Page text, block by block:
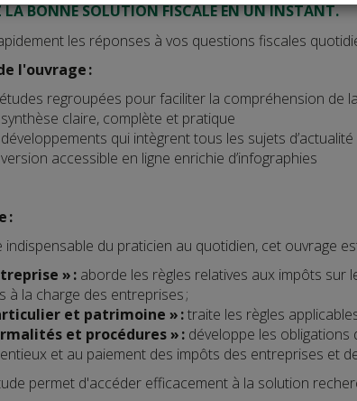
LA BONNE SOLUTION FISCALE EN UN INSTANT.
les réponses à vos questions fiscales
l'ouvrage :
regroupées pour faciliter la compréhension de
claire, complète et pratique
qui intègrent tous les sujets d’actualité
accessible en ligne enrichie d’infographies
:
indispensable du praticien au quotidien, cet ouvrage
» : aborde les règles relatives aux impôts sur
à la charge des entreprises ;
et patrimoine » :traite les règles
et procédures » : développe les obligations
et au paiement des impôts des entreprises et
permet d'accéder efficacement à la solution